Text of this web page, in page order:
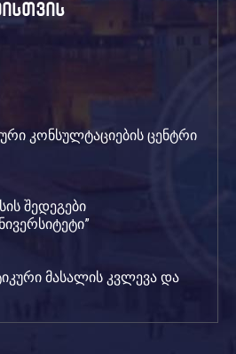
კონსულტაციების ცენტრი
შედეგები
მასალის კვლევა და